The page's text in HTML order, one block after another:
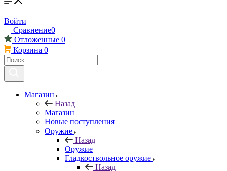
Войти
Сравнение0
Отложенные 0
Корзина 0
Магазин
Назад
Магазин
Новые поступления
Оружие
Назад
Оружие
Гладкоствольное оружие
Назад